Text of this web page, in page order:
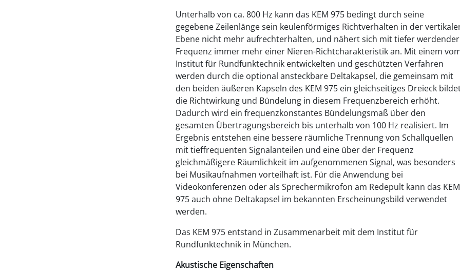
Unterhalb von ca. 800 Hz kann das KEM 975 bedingt durch seine
gegebene Zeilenlänge sein keulenförmiges Richtverhalten in der
Ebene nicht mehr aufrechterhalten, und nähert sich mit tiefer werdender
Frequenz immer mehr einer Nieren-Richtcharakteristik an. Mit einem
Institut für Rundfunktechnik entwickelten und geschützten Verfahren
werden durch die optional ansteckbare Deltakapsel, die gemeinsam mit
den beiden äußeren Kapseln des KEM 975 ein gleichseitiges Dreieck
die Richtwirkung und Bündelung in diesem Frequenzbereich erhöht.
Dadurch wird ein frequenzkonstantes Bündelungsmaß über den
gesamten Übertragungsbereich bis unterhalb von 100 Hz realisiert. Im
Ergebnis entstehen eine bessere räumliche Trennung von Schallquellen
mit tieffrequenten Signalanteilen und eine über der Frequenz
gleichmäßigere Räumlichkeit im aufgenommenen Signal, was besonders
bei Musikaufnahmen vorteilhaft ist. Für die Anwendung bei
Videokonferenzen oder als Sprechermikrofon am Redepult kann das KEM
975 auch ohne Deltakapsel im bekannten Erscheinungsbild verwendet
werden.
Das KEM 975 entstand in Zusammenarbeit mit dem Institut für
Rundfunktechnik in München.
Akustische Eigenschaften